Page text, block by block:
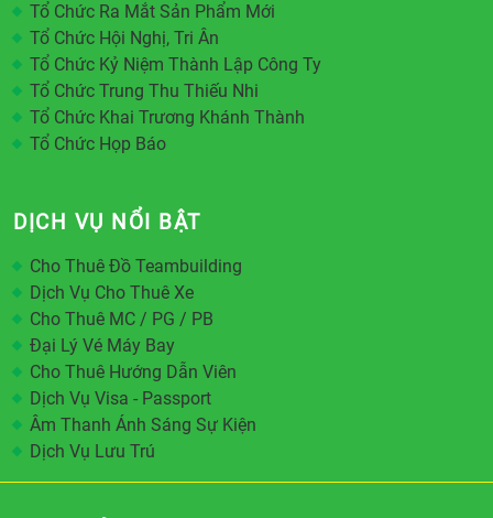
Tổ Chức Ra Mắt Sản Phẩm Mới
Tổ Chức Hội Nghị, Tri Ân
Tổ Chức Kỷ Niệm Thành Lập Công Ty
Tổ Chức Trung Thu Thiếu Nhi
Tổ Chức Khai Trương Khánh Thành
Tổ Chức Họp Báo
DỊCH VỤ NỔI BẬT
Cho Thuê Đồ Teambuilding
Dịch Vụ Cho Thuê Xe
Cho Thuê MC / PG / PB
Đại Lý Vé Máy Bay
Cho Thuê Hướng Dẫn Viên
Dịch Vụ Visa - Passport
Âm Thanh Ánh Sáng Sự Kiện
Dịch Vụ Lưu Trú